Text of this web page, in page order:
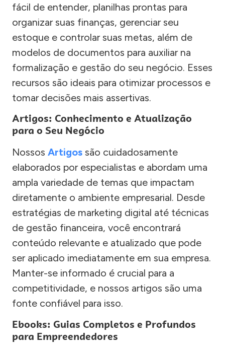
fácil de entender, planilhas prontas para
organizar suas finanças, gerenciar seu
estoque e controlar suas metas, além de
modelos de documentos para auxiliar na
formalização e gestão do seu negócio. Esses
recursos são ideais para otimizar processos e
tomar decisões mais assertivas.
Artigos: Conhecimento e Atualização
para o Seu Negócio
Nossos Artigos são cuidadosamente
elaborados por especialistas e abordam uma
ampla variedade de temas que impactam
diretamente o ambiente empresarial. Desde
estratégias de marketing digital até técnicas
de gestão financeira, você encontrará
conteúdo relevante e atualizado que pode
ser aplicado imediatamente em sua empresa.
Manter-se informado é crucial para a
competitividade, e nossos artigos são uma
fonte confiável para isso.
Ebooks: Guias Completos e Profundos
para Empreendedores